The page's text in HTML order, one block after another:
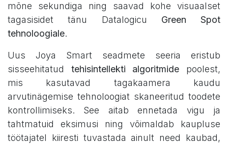
mõne sekundiga ning saavad kohe visuaalset
tagasisidet tänu Datalogicu Green Spot
tehnoloogiale.
Uus Joya Smart seadmete seeria eristub
sisseehitatud tehisintellekti algoritmide poolest,
mis kasutavad tagakaamera kaudu
arvutinägemise tehnoloogiat skaneeritud toodete
kontrollimiseks. See aitab ennetada vigu ja
tahtmatuid eksimusi ning võimaldab kaupluse
töötajatel kiiresti tuvastada ainult need kaubad,